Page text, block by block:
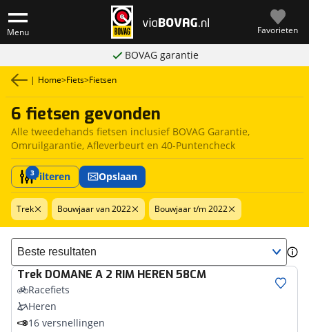
Menu Favorieten
BOVAG garantie
| Home>Fiets>Fietsen
6 fietsen gevonden
Alle tweedehands fietsen inclusief BOVAG Garantie,
Omruilgarantie, Afleverbeurt en 40-Puntencheck
3Filteren Opslaan
Trek Bouwjaar van 2022 Bouwjaar t/m 2022
Sorteer resultaten
Trek DOMANE A 2 RIM HEREN 58CM
Racefiets
Heren
16 versnellingen